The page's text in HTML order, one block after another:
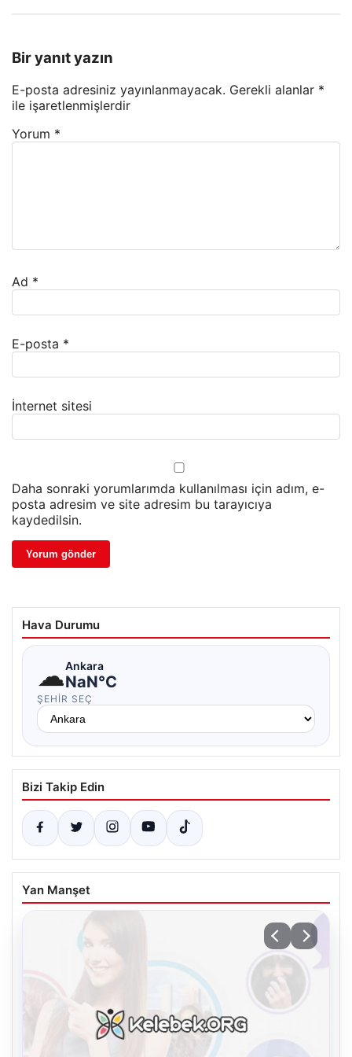
Bir yanıt yazın
E-posta adresiniz yayınlanmayacak. Gerekli alanlar *
ile işaretlenmişlerdir
Yorum *
Ad *
E-posta *
İnternet sitesi
Daha sonraki yorumlarımda kullanılması için adım, e-
posta adresim ve site adresim bu tarayıcıya
kaydedilsin.
Hava Durumu
☁Ankara
NaN°C
ŞEHIR SEÇ
Bizi Takip Edin
Yan Manşet